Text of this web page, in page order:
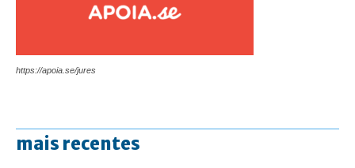
https://apoia.se/jures
mais recentes